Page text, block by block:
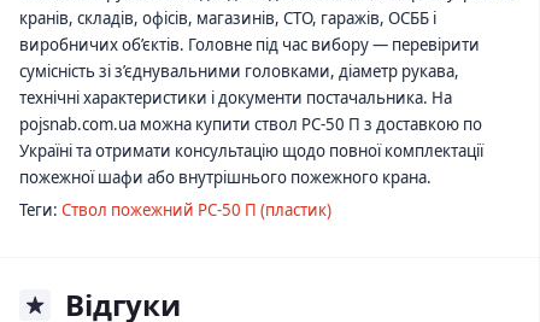
кранів, складів, офісів, магазинів, СТО, гаражів, ОСББ і
виробничих об’єктів. Головне під час вибору — перевірити
сумісність зі з’єднувальними головками, діаметр рукава,
технічні характеристики і документи постачальника. На
pojsnab.com.ua можна купити ствол РС-50 П з доставкою по
Україні та отримати консультацію щодо повної комплектації
пожежної шафи або внутрішнього пожежного крана.
Теги: Ствол пожежний РС-50 П (пластик)
Відгуки